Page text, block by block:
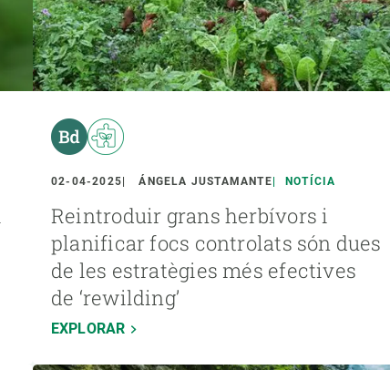
02-04-2025 ÁNGELA JUSTAMANTE NOTÍCIA
Reintroduir grans herbívors i
planificar focs controlats són dues
de les estratègies més efectives
de ‘rewilding’
EXPLORAR